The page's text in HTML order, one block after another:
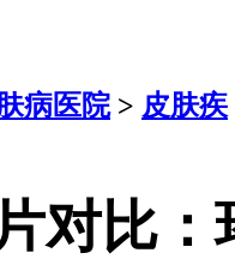
病医院> 皮肤疾
对比